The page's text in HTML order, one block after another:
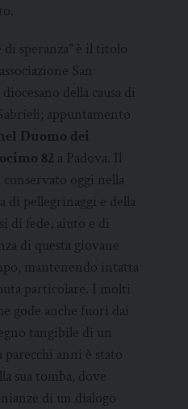
di speranza” è il titolo
San
della causa di
appuntamento
Duomo dei
82 a Padova. Il
oggi nella
di pellegrinaggi e della
di fede, aiuto e di
di questa giovane
mantenendo intatta
particolare. I molti
gode anche fuori dai
tangibile di un
anni è stato
sua tomba, dove
di un dialogo